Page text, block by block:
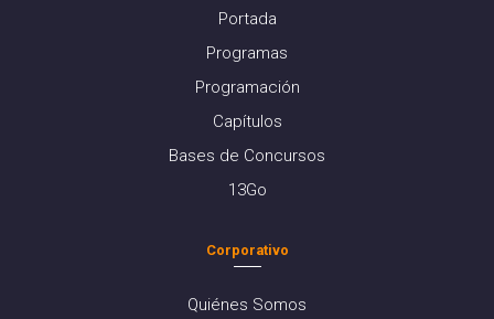
Portada
Programas
Programación
Capítulos
Bases de Concursos
13Go
Corporativo
Quiénes Somos